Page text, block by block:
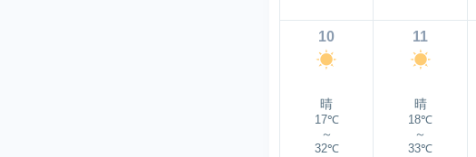
10
晴
17℃
～
32℃
11
晴
18℃
～
33℃